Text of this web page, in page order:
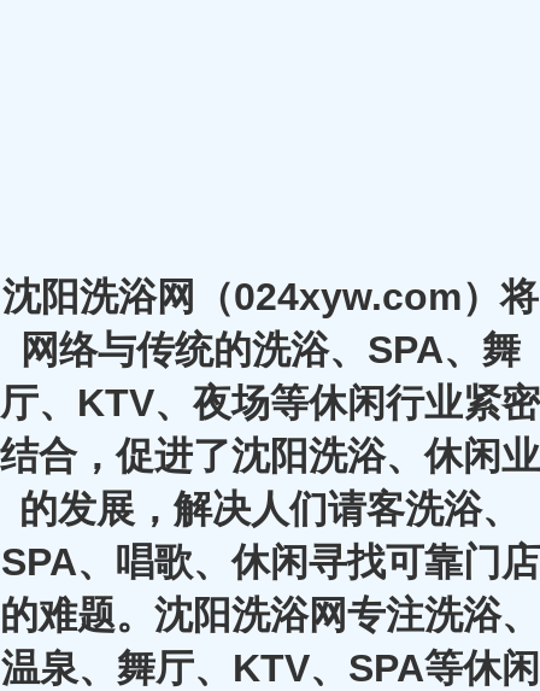
沈阳洗浴网（024xyw.com）将
网络与传统的洗浴、SPA、舞
厅、KTV、夜场等休闲行业紧密
结合，促进了沈阳洗浴、休闲业
的发展，解决人们请客洗浴、
SPA、唱歌、休闲寻找可靠门店
的难题。沈阳洗浴网专注洗浴、
温泉、舞厅、KTV、SPA等休闲